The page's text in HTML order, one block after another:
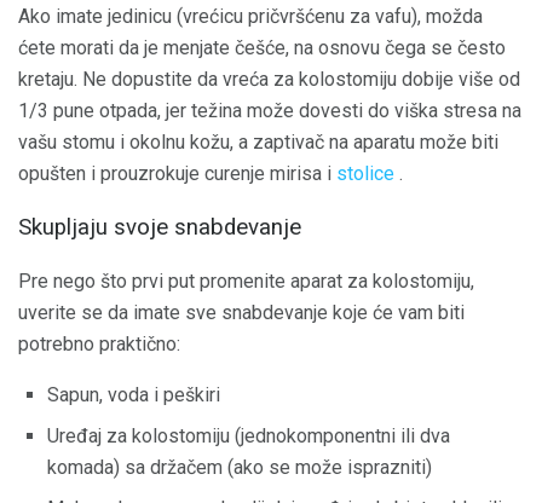
Ako imate jedinicu (vrećicu pričvršćenu za vafu), možda
ćete morati da je menjate češće, na osnovu čega se često
kretaju. Ne dopustite da vreća za kolostomiju dobije više od
1/3 pune otpada, jer težina može dovesti do viška stresa na
vašu stomu i okolnu kožu, a zaptivač na aparatu može biti
opušten i prouzrokuje curenje mirisa i stolice .
Skupljaju svoje snabdevanje
Pre nego što prvi put promenite aparat za kolostomiju,
uverite se da imate sve snabdevanje koje će vam biti
potrebno praktično:
Sapun, voda i peškiri
Uređaj za kolostomiju (jednokomponentni ili dva
komada) sa držačem (ako se može isprazniti)